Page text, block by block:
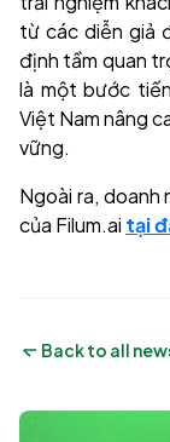
từ các diễn giả
định tầm quan
là một bước
Việt Nam nâng
vững.
Ngoài ra,
của Filum.ai tại
Back to all